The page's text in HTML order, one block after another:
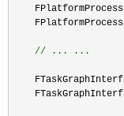
// ... ...